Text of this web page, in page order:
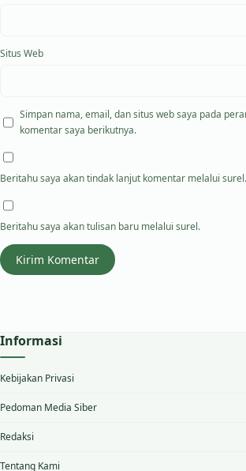
Situs Web
Simpan nama, email, dan situs web saya pada
komentar saya berikutnya.
Beritahu saya akan tindak lanjut komentar melalui surel.
Beritahu saya akan tulisan baru melalui surel.
Informasi
Kebijakan Privasi
Pedoman Media Siber
Redaksi
Tentang Kami